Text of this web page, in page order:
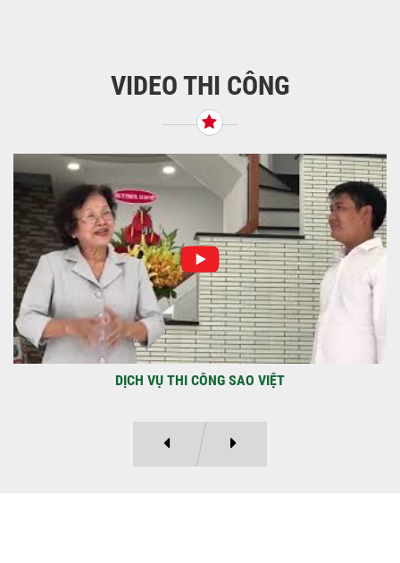
Tiếp nối sự tin tưởng từ quý khách hàng, vừa
qua Công Ty TNHH Thiết Kế Xây Dựng Sao
NHẬN CHÌA KHÓA – TRAO TỔ ẤM MỚI
TẠI PHƯỜNG AN LẠC
Địa điểm: Đường Lâm Hoành, phường An
LạcGia chủ: Anh Kỳ Xây Dựng Sao Việt chính
thức hoàn tất và...
VIDEO THI CÔNG
DỰ ÁN BAO GỒM TRỆT, 3 LẦU VÀ SÂN THƯỢNG ANH THANH